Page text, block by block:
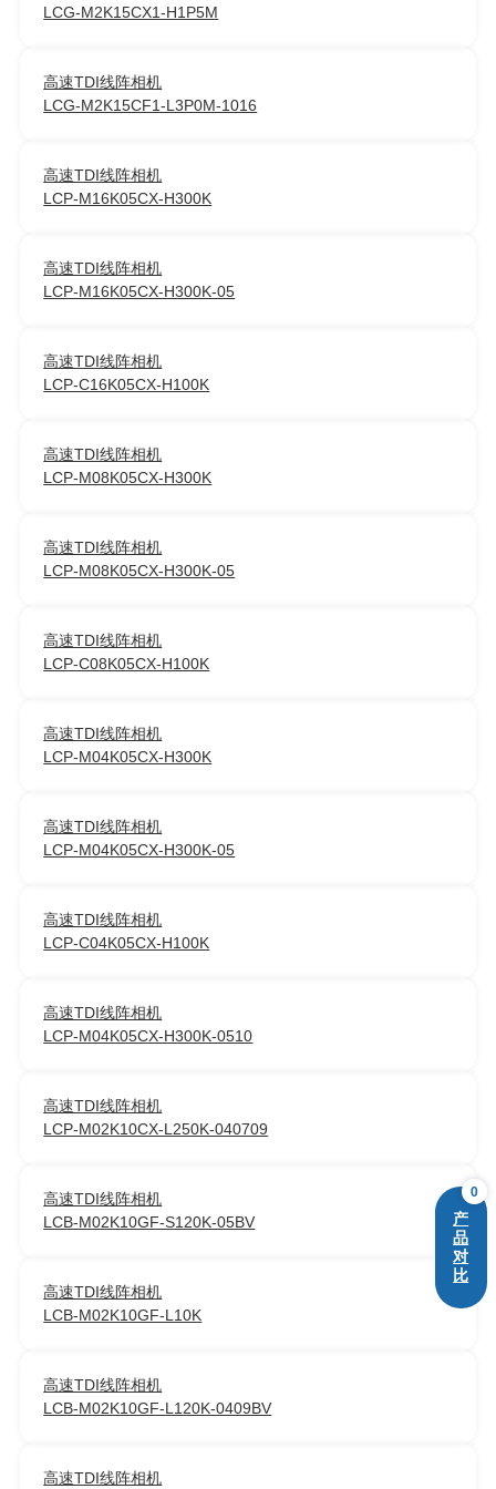
LCG-M2K15CX1-H1P5M
高速TDI线阵相机
LCG-M2K15CF1-L3P0M-1016
高速TDI线阵相机
LCP-M16K05CX-H300K
高速TDI线阵相机
LCP-M16K05CX-H300K-05
高速TDI线阵相机
LCP-C16K05CX-H100K
高速TDI线阵相机
LCP-M08K05CX-H300K
高速TDI线阵相机
LCP-M08K05CX-H300K-05
高速TDI线阵相机
LCP-C08K05CX-H100K
高速TDI线阵相机
LCP-M04K05CX-H300K
高速TDI线阵相机
LCP-M04K05CX-H300K-05
高速TDI线阵相机
LCP-C04K05CX-H100K
高速TDI线阵相机
LCP-M04K05CX-H300K-0510
高速TDI线阵相机
LCP-M02K10CX-L250K-040709
高速TDI线阵相机
LCB-M02K10GF-S120K-05BV
高速TDI线阵相机
LCB-M02K10GF-L10K
高速TDI线阵相机
LCB-M02K10GF-L120K-0409BV
高速TDI线阵相机
0
产
品
对
比